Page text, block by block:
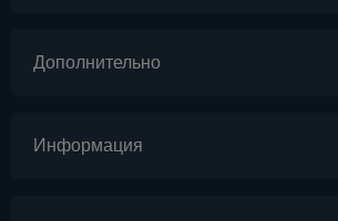
Дополнительно
Информация